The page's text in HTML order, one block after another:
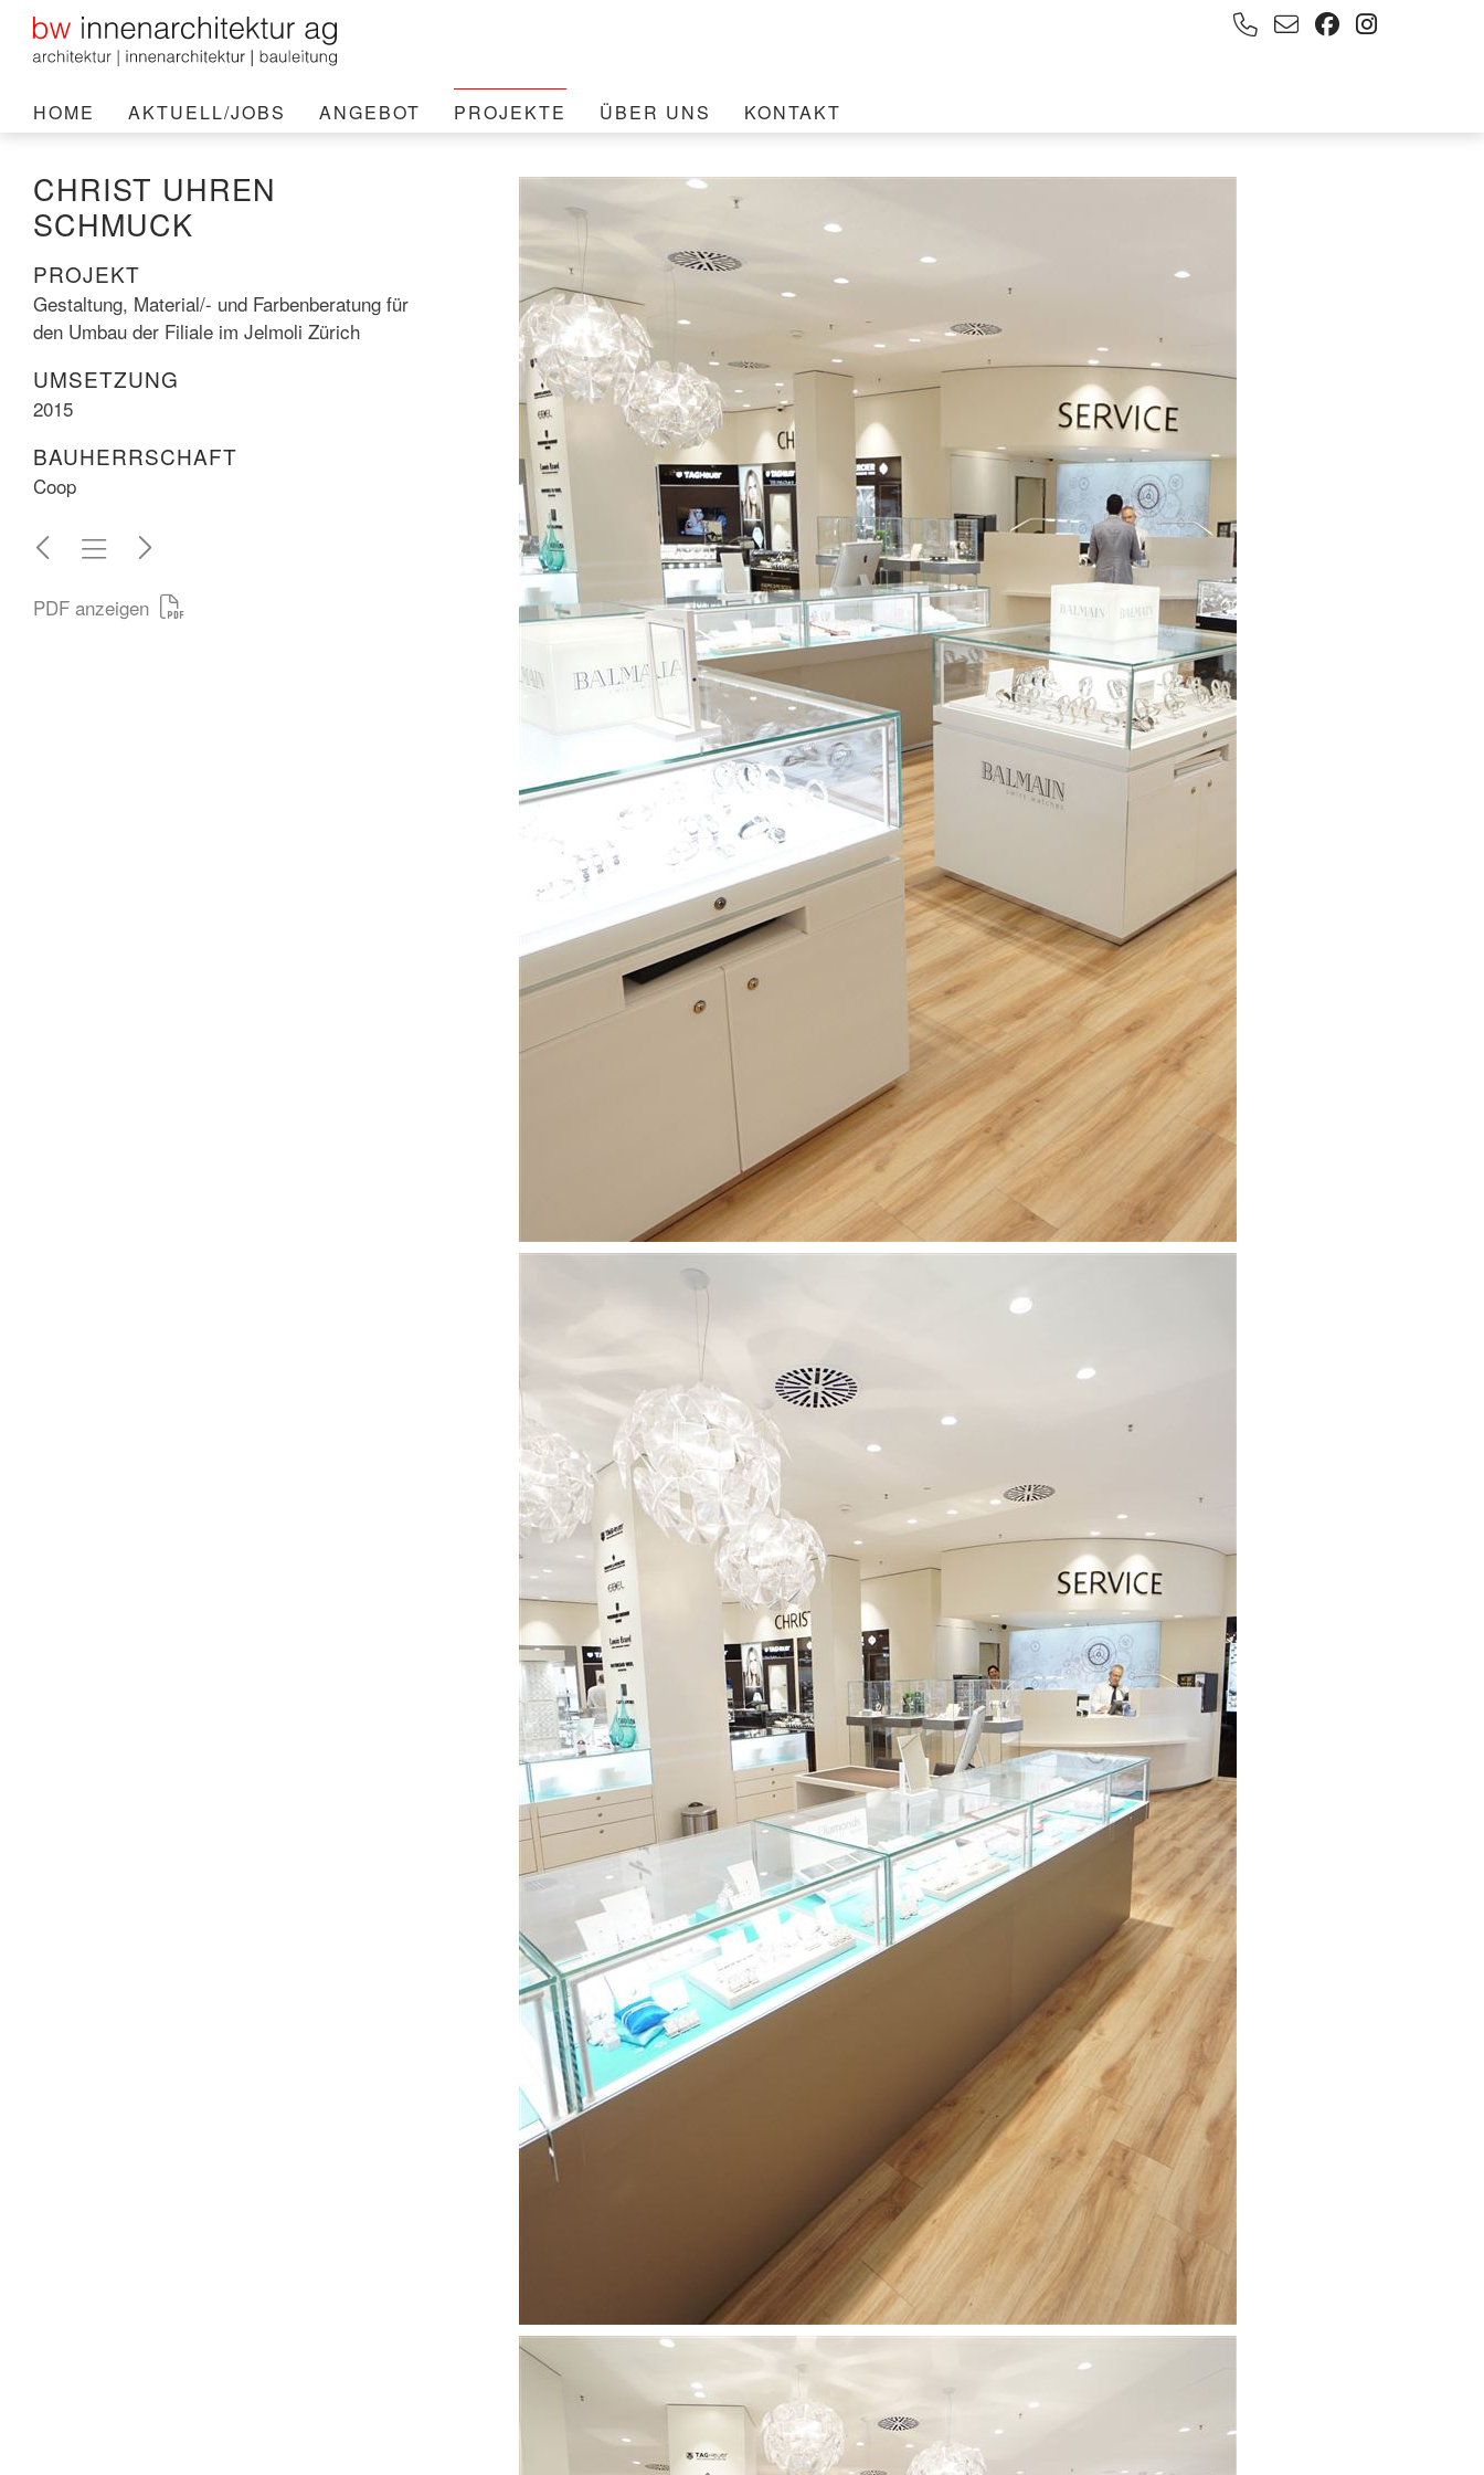
HOME AKTUELL/JOBS ANGEBOT PROJEKTE ÜBER UNS KONTAKT
CHRIST UHREN
SCHMUCK
PROJEKT
Gestaltung, Material/- und Farbenberatung für
den Umbau der Filiale im Jelmoli Zürich
UMSETZUNG
2015
BAUHERRSCHAFT
Coop
PDF anzeigen